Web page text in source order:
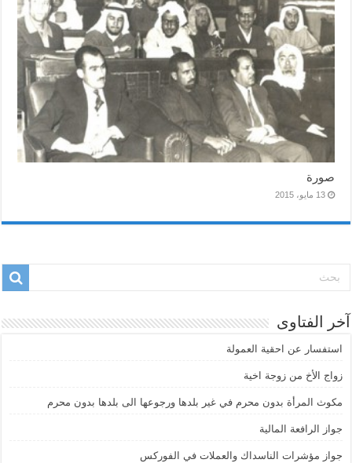
صورة
13 مايو، 2015
آخر الفتاوى
استفسار عن احقية العمولة
زواج الأخ من زوجة اخية
مكوث المرأة بدون محرم في غير بلدها ورجوعها الى بلدها بدون محرم
جواز الرافعة المالية
جواز مؤشرات الناسداك والعملات في الفوركس